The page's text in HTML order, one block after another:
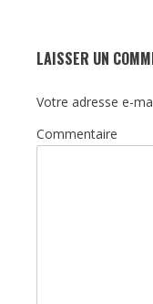
LAISSER UN
Votre adresse e-
Commentaire